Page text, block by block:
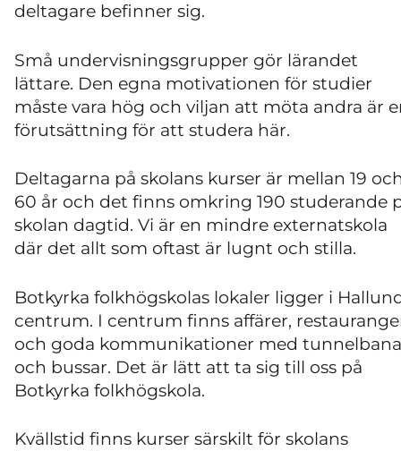
deltagare befinner sig.
Små undervisningsgrupper gör lärandet
lättare. Den egna motivationen för studier
måste vara hög och viljan att möta andra är
förutsättning för att studera här.
Deltagarna på skolans kurser är mellan 19
60 år och det finns omkring 190 studerande
skolan dagtid. Vi är en mindre externatskola
där det allt som oftast är lugnt och stilla.
Botkyrka folkhögskolas lokaler ligger i
centrum. I centrum finns affärer,
och goda kommunikationer med tunnelbana
och bussar. Det är lätt att ta sig till oss på
Botkyrka folkhögskola.
Kvällstid finns kurser särskilt för skolans